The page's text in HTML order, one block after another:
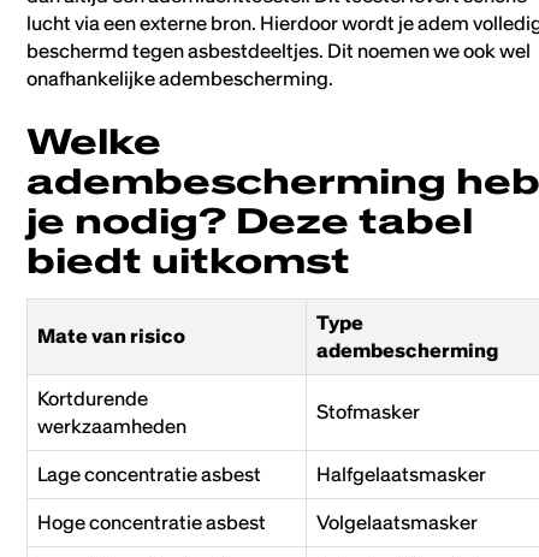
lucht via een externe bron. Hierdoor wordt je adem
beschermd tegen asbestdeeltjes. Dit noemen we ook wel
onafhankelijke adembescherming.
Welke
adembescherming
je nodig? Deze tabel
biedt uitkomst
Mate van risico
Type
adembescherming
Kortdurende
werkzaamheden
Stofmasker
Lage concentratie asbest
Halfgelaatsmasker
Hoge concentratie asbest
Volgelaatsmasker